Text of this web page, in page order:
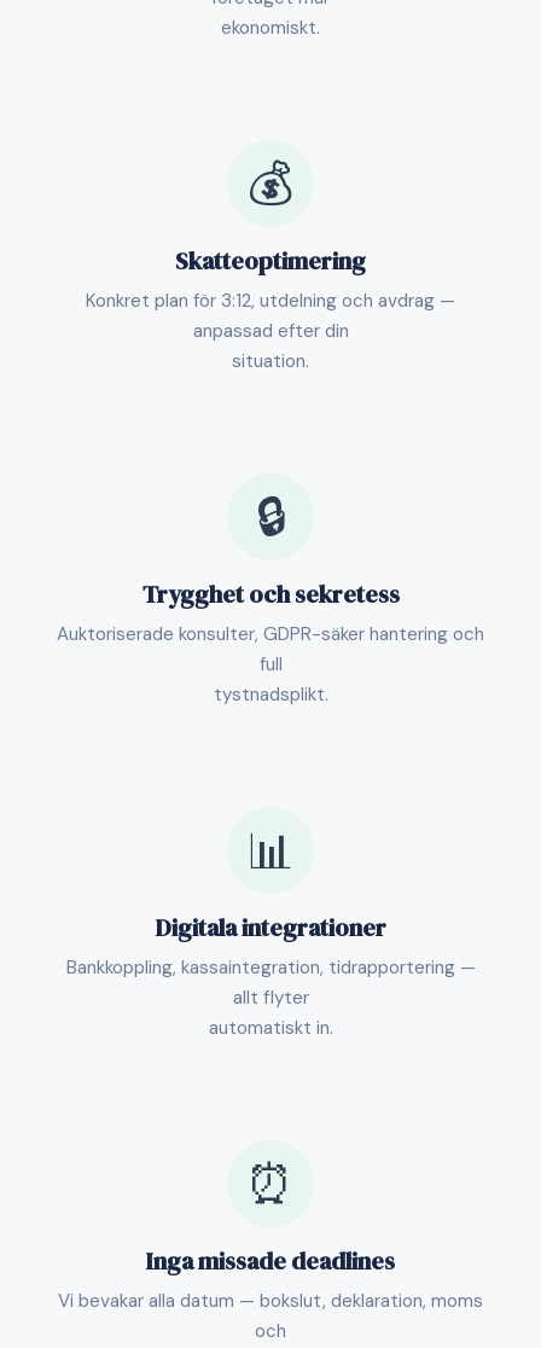
ekonomiskt.
💰
Skatteoptimering
Konkret plan för 3:12, utdelning och avdrag —
anpassad efter din
situation.
🔒
Trygghet och sekretess
Auktoriserade konsulter, GDPR-säker hantering och
full
tystnadsplikt.
📊
Digitala integrationer
Bankkoppling, kassaintegration, tidrapportering —
allt flyter
automatiskt in.
⏰
Inga missade deadlines
Vi bevakar alla datum — bokslut, deklaration, moms
och